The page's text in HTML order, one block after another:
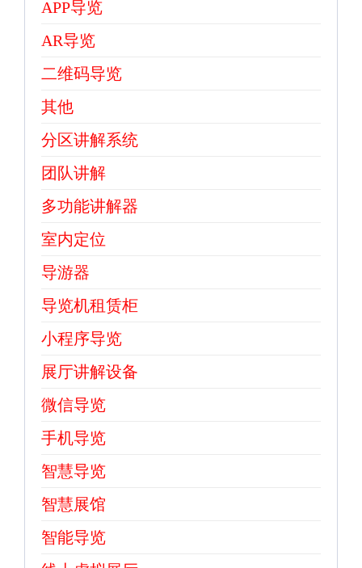
APP导览
AR导览
二维码导览
其他
分区讲解系统
团队讲解
多功能讲解器
室内定位
导游器
导览机租赁柜
小程序导览
展厅讲解设备
微信导览
手机导览
智慧导览
智慧展馆
智能导览